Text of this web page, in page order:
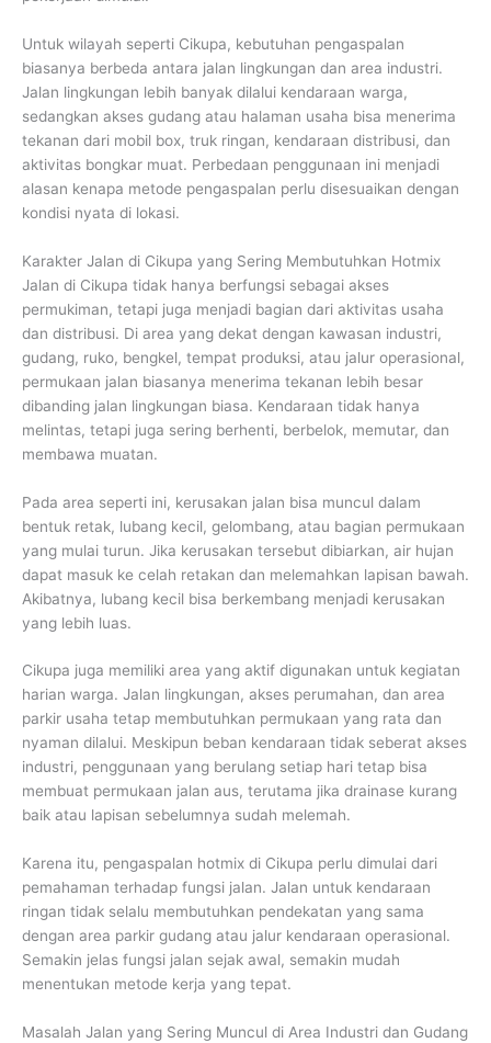
Untuk wilayah seperti Cikupa, kebutuhan pengaspalan
biasanya berbeda antara jalan lingkungan dan area industri.
Jalan lingkungan lebih banyak dilalui kendaraan warga,
sedangkan akses gudang atau halaman usaha bisa menerima
tekanan dari mobil box, truk ringan, kendaraan distribusi, dan
aktivitas bongkar muat. Perbedaan penggunaan ini menjadi
alasan kenapa metode pengaspalan perlu disesuaikan dengan
kondisi nyata di lokasi.
Karakter Jalan di Cikupa yang Sering Membutuhkan Hotmix
Jalan di Cikupa tidak hanya berfungsi sebagai akses
permukiman, tetapi juga menjadi bagian dari aktivitas usaha
dan distribusi. Di area yang dekat dengan kawasan industri,
gudang, ruko, bengkel, tempat produksi, atau jalur operasional,
permukaan jalan biasanya menerima tekanan lebih besar
dibanding jalan lingkungan biasa. Kendaraan tidak hanya
melintas, tetapi juga sering berhenti, berbelok, memutar, dan
membawa muatan.
Pada area seperti ini, kerusakan jalan bisa muncul dalam
bentuk retak, lubang kecil, gelombang, atau bagian permukaan
yang mulai turun. Jika kerusakan tersebut dibiarkan, air hujan
dapat masuk ke celah retakan dan melemahkan lapisan bawah.
Akibatnya, lubang kecil bisa berkembang menjadi kerusakan
yang lebih luas.
Cikupa juga memiliki area yang aktif digunakan untuk kegiatan
harian warga. Jalan lingkungan, akses perumahan, dan area
parkir usaha tetap membutuhkan permukaan yang rata dan
nyaman dilalui. Meskipun beban kendaraan tidak seberat akses
industri, penggunaan yang berulang setiap hari tetap bisa
membuat permukaan jalan aus, terutama jika drainase kurang
baik atau lapisan sebelumnya sudah melemah.
Karena itu, pengaspalan hotmix di Cikupa perlu dimulai dari
pemahaman terhadap fungsi jalan. Jalan untuk kendaraan
ringan tidak selalu membutuhkan pendekatan yang sama
dengan area parkir gudang atau jalur kendaraan operasional.
Semakin jelas fungsi jalan sejak awal, semakin mudah
menentukan metode kerja yang tepat.
Masalah Jalan yang Sering Muncul di Area Industri dan Gudang